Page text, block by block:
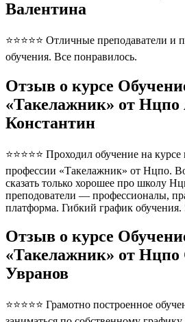
Валентина
⭐⭐⭐⭐⭐ Отличные преподаватели и
обучения. Все понравилось.
Отзыв о курсе
«Такелажник» от Нцпо
Константин
⭐⭐⭐⭐⭐ Проходил обучение на
профессии «Такелажник» от Нцпо.
сказать только хорошее про школу
преподователи — профессионалы,
платформа. Гибкий график обучения.
Отзыв о курсе
«Такелажник» от Нцпо
Увранов
⭐⭐⭐⭐⭐ Грамотно построенное